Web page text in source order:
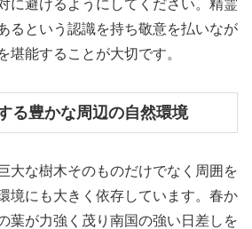
に避けるようにしてください。精霊
るという認識を持ち敬意を払いなが
堪能することが大切です。
る豊かな周辺の自然環境
大な樹木そのものだけでなく周囲を
境にも大きく依存しています。春か
葉が力強く茂り南国の強い日差しを